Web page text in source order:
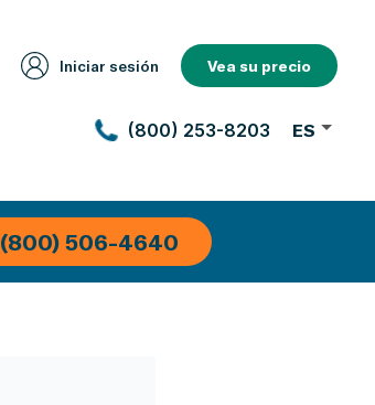
Iniciar sesión Vea su precio
(800) 253-8203 ES
(800) 506-4640